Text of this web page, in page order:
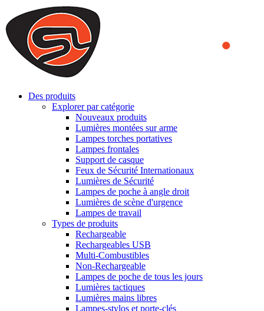
We use cookies to ensure that we provide you the best experience
on our website. By continuing to browse this website, you accept
that cookies are used to help us analyze how the website is used and
to offer you a better experience. To learn more or to find out how
you can disable cookies, you can access our
Des produits
Explorer par catégorie
Nouveaux produits
Lumières montées sur arme
Lampes torches portatives
Lampes frontales
Support de casque
Feux de Sécurité Internationaux
Lumières de Sécurité
Lampes de poche à angle droit
Lumières de scène d'urgence
Lampes de travail
Types de produits
Rechargeable
Rechargeables USB
Multi-Combustibles
Non-Rechargeable
Lampes de poche de tous les jours
Lumières tactiques
Lumières mains libres
Lampes-stylos et porte-clés